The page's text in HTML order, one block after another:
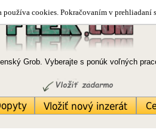
používa cookies. Pokračovaním v
Grob. Vyberajte s ponúk voľných